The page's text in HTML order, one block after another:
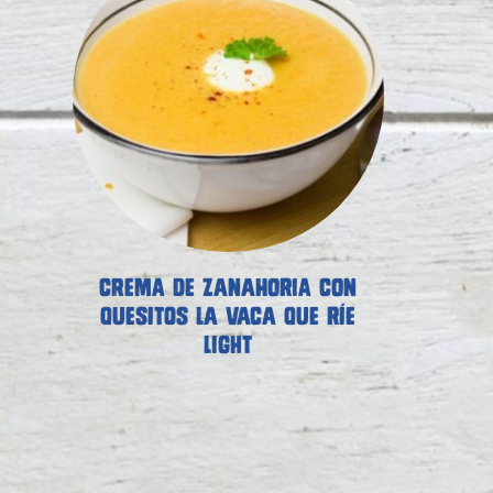
CREMA DE ZANAHORIA CON
QUESITOS LA VACA QUE RÍE
LIGHT